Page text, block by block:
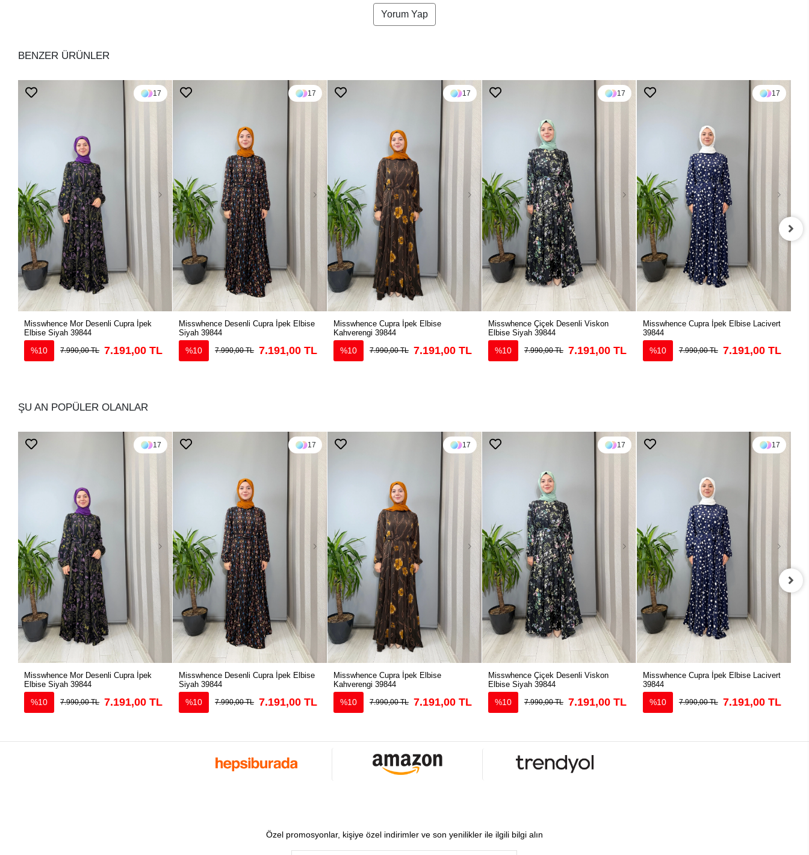
Yorum Yap
BENZER ÜRÜNLER
17
Misswhence Mor Desenli Cupra İpek
Elbise Siyah 39844
%10 7.990,00 TL 7.191,00 TL
17
Misswhence Desenli Cupra İpek Elbise
Siyah 39844
%10 7.990,00 TL 7.191,00 TL
17
Misswhence Cupra İpek Elbise
Kahverengi 39844
%10 7.990,00 TL 7.191,00 TL
17
Misswhence Çiçek Desenli Viskon
Elbise Siyah 39844
%10 7.990,00 TL 7.191,00 TL
17
Misswhence Cupra İpek Elbise Lacivert
39844
%10 7.990,00 TL 7.191,00 TL
ŞU AN POPÜLER OLANLAR
17
Misswhence Mor Desenli Cupra İpek
Elbise Siyah 39844
%10 7.990,00 TL 7.191,00 TL
17
Misswhence Desenli Cupra İpek Elbise
Siyah 39844
%10 7.990,00 TL 7.191,00 TL
17
Misswhence Cupra İpek Elbise
Kahverengi 39844
%10 7.990,00 TL 7.191,00 TL
17
Misswhence Çiçek Desenli Viskon
Elbise Siyah 39844
%10 7.990,00 TL 7.191,00 TL
17
Misswhence Cupra İpek Elbise Lacivert
39844
%10 7.990,00 TL 7.191,00 TL
Özel promosyonlar, kişiye özel indirimler ve son yenilikler ile ilgili bilgi alın